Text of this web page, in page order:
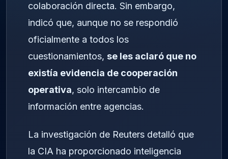
colaboración directa. Sin embargo,
indicó que, aunque no se respondió
oficialmente a todos los
cuestionamientos, se les aclaró que no
existía evidencia de cooperación
operativa, solo intercambio de
información entre agencias.
La investigación de Reuters detalló que
la CIA ha proporcionado inteligencia